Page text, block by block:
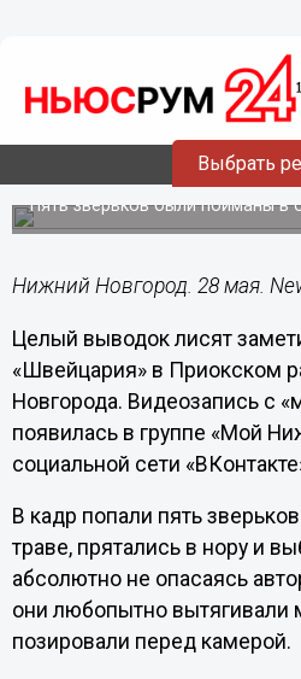
Выбрать
28.05.202007:45
В нижегородском
заметили выводок
Пять зверьков были пойманы в
Нижний Новгород. 28 мая.
Целый выводок лисят
«Швейцария» в Приокском
Новгорода. Видеозапись с
появилась в группе «Мой
социальной сети
В кадр попали пять
траве, прятались в нору и
абсолютно не опасаясь
они любопытно вытягивали
позировали перед камерой.